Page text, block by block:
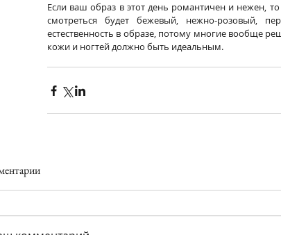
Если ваш образ в этот день романтичен и нежен,
смотреться будет бежевый, нежно-розовый,
естественность в образе, потому многие вообще
кожи и ногтей должно быть идеальным.